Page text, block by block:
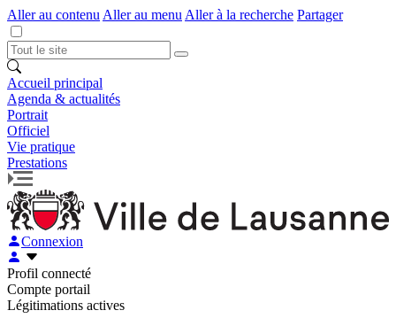
Aller au contenu Aller au menu Aller à la recherche Partager
Accueil principal
Agenda & actualités
Portrait
Officiel
Vie pratique
Prestations
Connexion
Profil connecté
Compte portail
Légitimations actives